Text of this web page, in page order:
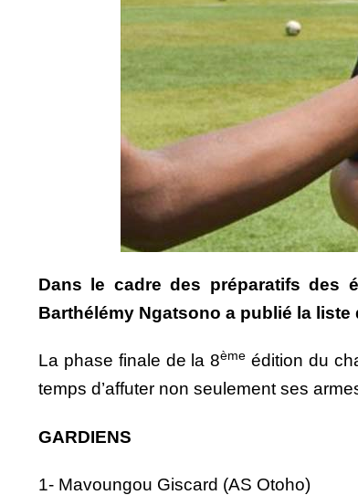
Dans le cadre des préparatifs des
Barthélémy Ngatsono a publié la
La phase finale de la 8ème édition du
temps d’affuter non seulement ses
GARDIENS
1- Mavoungou Giscard (AS Otoho)